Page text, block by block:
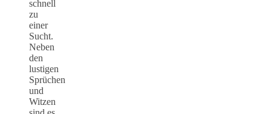
schnell
zu
einer
Sucht.
Neben
den
lustigen
Sprüchen
und
Witzen